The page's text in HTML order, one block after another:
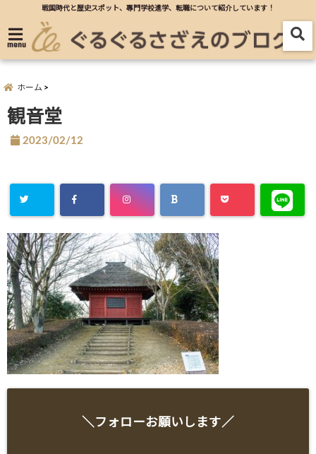
戦国時代と歴史スポット、專門学校進学、転職について紹介しています！
menu
ホーム
観音堂
2023/02/12
＼フォローお願いします／